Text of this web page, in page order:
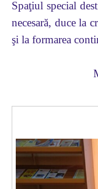
Spaţiul special
necesară, duce la
şi la formarea